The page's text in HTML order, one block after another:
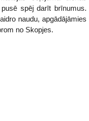
spēj darīt brīnumus.
naudu, apgādājāmies
no Skopjes.